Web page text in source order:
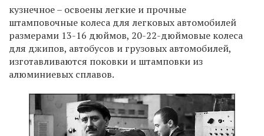
кузнечное – освоены легкие и прочные
штамповочные колеса для легковых автомобилей
размерами 13-16 дюймов, 20-22-дюймовые колеса
для джипов, автобусов и грузовых автомобилей,
изготавливаются поковки и штамповки из
алюминиевых сплавов.